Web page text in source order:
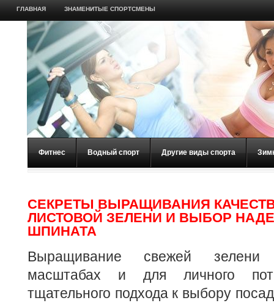
ГЛАВНАЯ ЗНАМЕНИТЫЕ СПОРТСМЕНЫ
Фитнес Водный спорт Другие виды спорта
СЕКРЕТЫ ВЫРАЩИВАНИЯ
ЛИСТОВОЙ ЗЕЛЕНИ И ВЫБОР
ШПИНАТА
Выращивание свежей зелени
масштабах и для личного
тщательного подхода к выбору